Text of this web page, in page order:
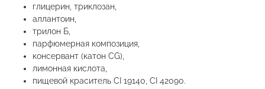
глицерин, триклозан,
аллантоин,
трилон Б,
парфюмерная композиция,
консервант (катон CG),
лимонная кислота,
пищевой краситель СI 19140, CI 42090.